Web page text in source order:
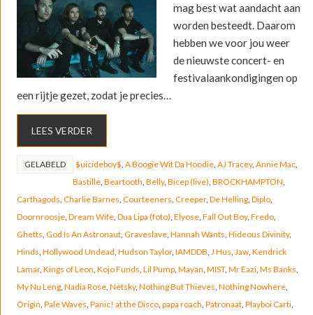
mag best wat aandacht aan
worden besteedt. Daarom
hebben we voor jou weer
de nieuwste concert- en
festivalaankondigingen op
een rijtje gezet, zodat je precies…
LEES VERDER
GELABELD $uicideboy$ A Boogie Wit Da Hoodie, AJ Tracey, Annie Mac,
Bastille, Beartooth Belly, Bicep (live) BROCKHAMPTON
Carthagods Charlie Barnes Courteeners Creeper, De Helling, Diplo,
Doornroosje, Dream Wife, Dua Lipa (foto) Elyose, Fall Out Boy, Fredo,
Ghetts God Is An Astronaut, Graveslave, Hannah Wants Hideous Divinity,
Hinds Hollywood Undead Hudson Taylor, IAMDDB J Hus Jaw, Kendrick
Lamar, Kings of Leon Kojo Funds Lil Pump, Mayan MIST, Mr Eazi, Ms Banks
My Nu Leng, Nadia Rose, Netsky, Nothing But Thieves Nothing Nowhere,
Origin Pale Waves Panic! at the Disco, papa roach Patronaat, Playboi Carti,